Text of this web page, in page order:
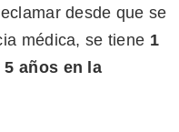
desde que se
médica, se tiene 1
5 años en la